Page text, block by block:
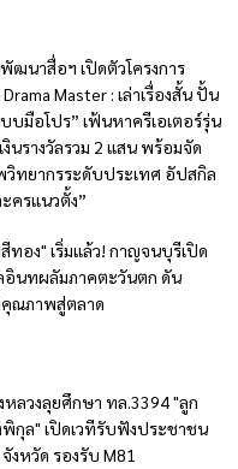
ฒนาสื่อฯ เปิดตัวโครงการ
Master : เล่าเรื่องสั้น ปั้น
บมือโปร” เฟ้นหาครีเอเตอร์รุ่น
งินรางวัลรวม 2 แสน พร้อมจัด
ทยากรระดับประเทศ อัปสกิล
ครแนวตั้ง”
สีทอง" เริ่มแล้ว! กาญจนบุรีเปิด
อินทผลัมภาคตะวันตก ดัน
ณภาพสู่ตลาด
หลวงลุยศึกษา ทล.3394 "ลูก
พิกุล" เปิดเวทีรับฟังประชาชน
งหวัด รองรับ M81